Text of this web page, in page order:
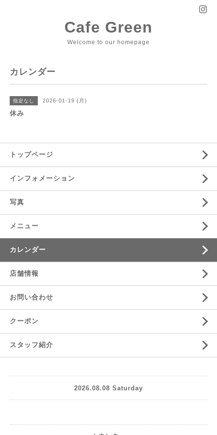
Cafe Green
Welcome to our homepage
カレンダー
指定なし 2026-01-19 (月)
休み
トップページ
インフォメーション
写真
メニュー
カレンダー
店舗情報
お問い合わせ
クーポン
スタッフ紹介
2026.08.08 Saturday